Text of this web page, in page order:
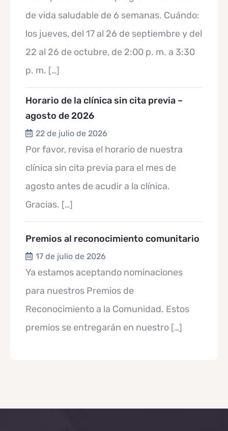
de vida saludable de 6 semanas. Cuándo:
los jueves, del 17 al 26 de septiembre y del
22 al 26 de octubre, de 2:00 p. m. a 3:30
p. m. […]
Horario de la clínica sin cita previa –
agosto de 2026
22 de julio de 2026
Por favor, revisa el horario de nuestra
clínica sin cita previa para el mes de
agosto antes de acudir a la clínica.
Gracias. […]
Premios al reconocimiento comunitario
17 de julio de 2026
Ya estamos aceptando nominaciones
para nuestros Premios de
Reconocimiento a la Comunidad. Estos
premios se entregarán en nuestro […]